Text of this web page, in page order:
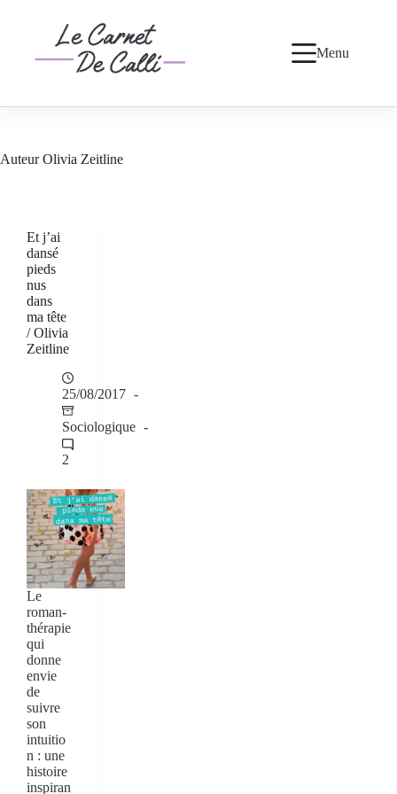
Menu
AuteurOlivia Zeitline
Et j’ai
dansé
pieds
nus
dans
ma tête
/ Olivia
Zeitline
25/08/2017
Sociologique
2
Le
roman-
thérapie
qui
donne
envie
de
suivre
son
intuitio
n : une
histoire
inspiran